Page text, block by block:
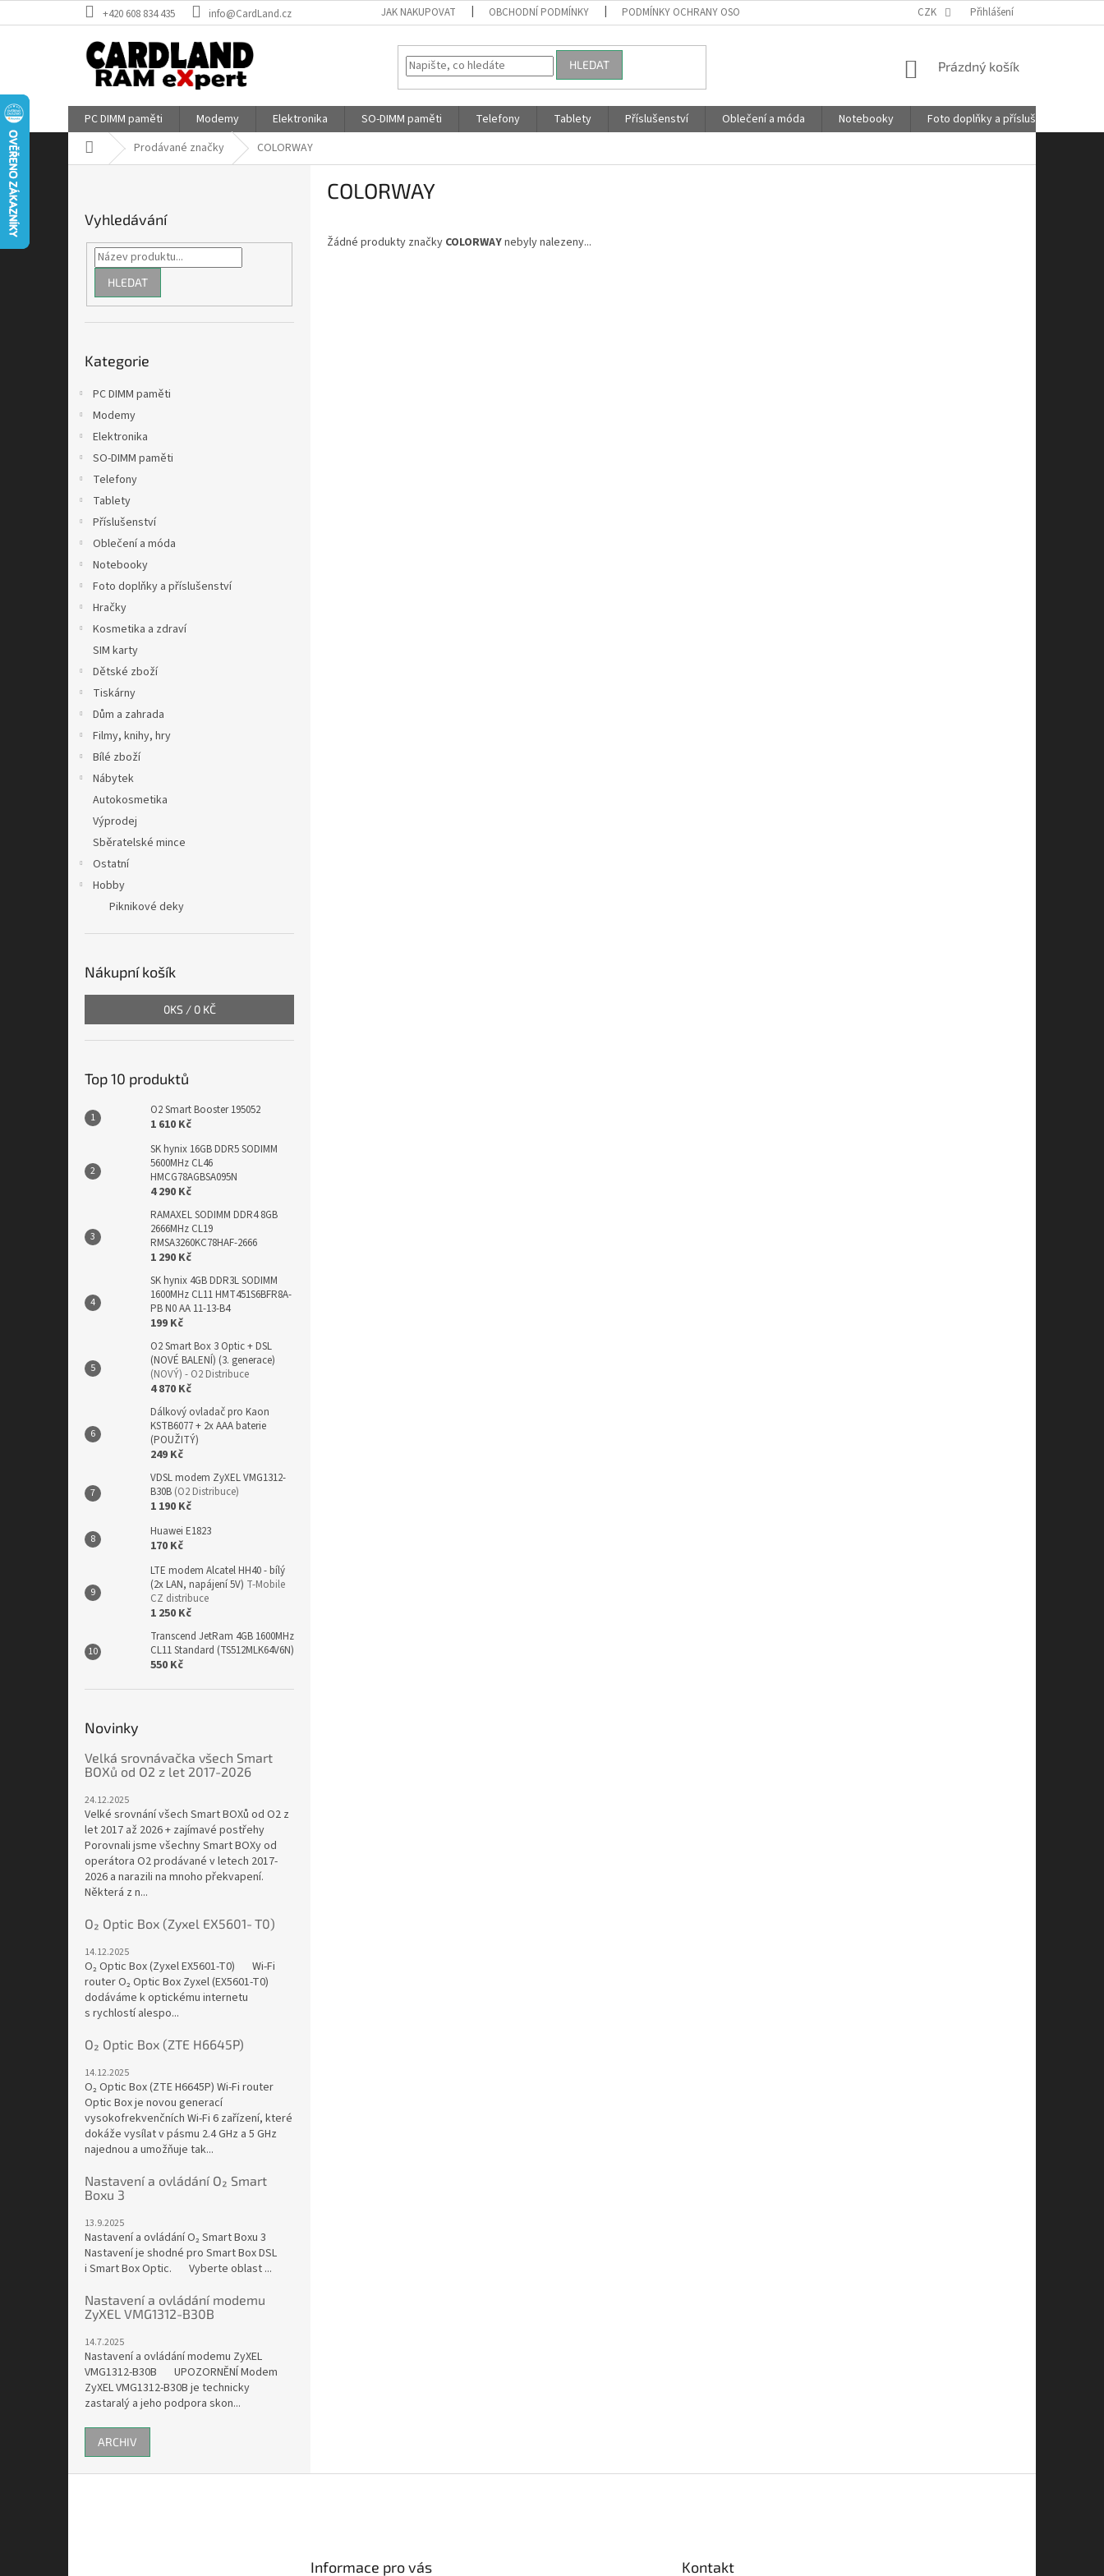
na
+420 608 834 435 info@CardLand.cz JAK NAKUPOVAT OBCHODNÍ PODMÍNKY PODMÍNKY OCHRANY OSOBNÍCH ÚDAJŮ POŠTOVNÉ KONTAKTY
CZK Přihlášení
HLEDAT
NÁKUPNÍ
Prázdný košík
PC DIMM paměti Modemy Elektronika SO-DIMM paměti Telefony Tablety Příslušenství Oblečení a móda Notebooky Foto doplňky a příslušenství
Domů Prodávané značky COLORWAY
Vyhledávání
HLEDAT
kategorie
Kategorie
PC DIMM paměti
Modemy
Elektronika
SO-DIMM paměti
Telefony
Tablety
Příslušenství
Oblečení a móda
Notebooky
Foto doplňky a příslušenství
Hračky
Kosmetika a zdraví
SIM karty
Dětské zboží
Tiskárny
Dům a zahrada
Filmy, knihy, hry
Bílé zboží
Nábytek
Autokosmetika
Výprodej
Sběratelské mince
Ostatní
Hobby
Piknikové deky
Nákupní košík
0KS / 0 KČ
Top 10 produktů
O2 Smart Booster 195052
1 610 Kč
SK hynix 16GB DDR5 SODIMM
5600MHz CL46
HMCG78AGBSA095N
4 290 Kč
RAMAXEL SODIMM DDR4 8GB
2666MHz CL19
RMSA3260KC78HAF-2666
1 290 Kč
SK hynix 4GB DDR3L SODIMM
1600MHz CL11 HMT451S6BFR8A-
PB N0 AA 11-13-B4
199 Kč
O2 Smart Box 3 Optic + DSL
(NOVÉ BALENÍ) (3. generace)
(NOVÝ) - O2 Distribuce
4 870 Kč
Dálkový ovladač pro Kaon
KSTB6077 + 2x AAA baterie
(POUŽITÝ)
249 Kč
VDSL modem ZyXEL VMG1312-
B30B (O2 Distribuce)
1 190 Kč
Huawei E1823
170 Kč
LTE modem Alcatel HH40 - bílý
(2x LAN, napájení 5V) T-Mobile
CZ distribuce
1 250 Kč
Transcend JetRam 4GB 1600MHz
CL11 Standard (TS512MLK64V6N)
550 Kč
Novinky
Velká srovnávačka všech Smart
BOXů od O2 z let 2017-2026
24.12.2025
Velké srovnání všech Smart BOXů od O2 z
let 2017 až 2026 + zajímavé postřehy
Porovnali jsme všechny Smart BOXy od
operátora O2 prodávané v letech 2017-
2026 a narazili na mnoho překvapení.
Některá z n...
O₂ Optic Box (Zyxel EX5601‑T0)
14.12.2025
O₂ Optic Box (Zyxel EX5601‑T0) Wi-Fi
router O₂ Optic Box Zyxel (EX5601-T0)
dodáváme k optickému internetu
s rychlostí alespo...
O₂ Optic Box (ZTE H6645P)
14.12.2025
O₂ Optic Box (ZTE H6645P) Wi-Fi router
Optic Box je novou generací
vysokofrekvenčních Wi-Fi 6 zařízení, které
dokáže vysílat v pásmu 2.4 GHz a 5 GHz
najednou a umožňuje tak...
Nastavení a ovládání O₂ Smart
Boxu 3
13.9.2025
Nastavení a ovládání O₂ Smart Boxu 3
Nastavení je shodné pro Smart Box DSL
i Smart Box Optic. Vyberte oblast ...
Nastavení a ovládání modemu
ZyXEL VMG1312-B30B
14.7.2025
Nastavení a ovládání modemu ZyXEL
VMG1312-B30B UPOZORNĚNÍ Modem
ZyXEL VMG1312-B30B je technicky
zastaralý a jeho podpora skon...
ARCHIV
COLORWAY
Žádné produkty značky COLORWAYnebyly nalezeny...
Informace pro vás Kontakt